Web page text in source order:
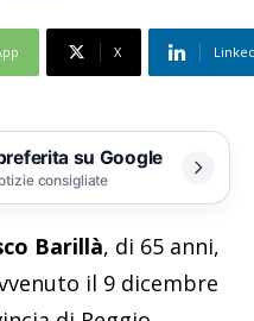
X
su Google
consigliate
Barillà, di 65 anni,
il 9 dicembre